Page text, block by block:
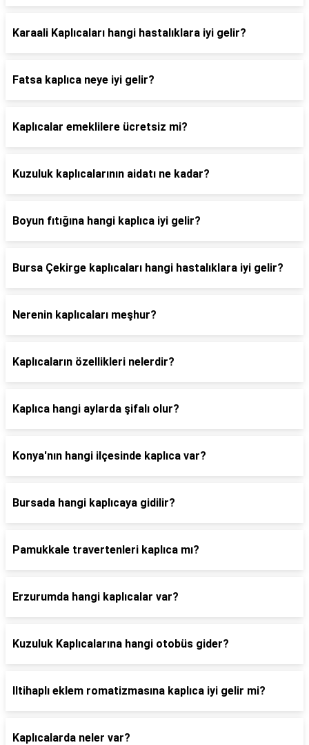
Karaali Kaplıcaları hangi hastalıklara iyi gelir?
Fatsa kaplıca neye iyi gelir?
Kaplıcalar emeklilere ücretsiz mi?
Kuzuluk kaplıcalarının aidatı ne kadar?
Boyun fıtığına hangi kaplıca iyi gelir?
Bursa Çekirge kaplıcaları hangi hastalıklara iyi gelir?
Nerenin kaplıcaları meşhur?
Kaplıcaların özellikleri nelerdir?
Kaplıca hangi aylarda şifalı olur?
Konya'nın hangi ilçesinde kaplıca var?
Bursada hangi kaplıcaya gidilir?
Pamukkale travertenleri kaplıca mı?
Erzurumda hangi kaplıcalar var?
Kuzuluk Kaplıcalarına hangi otobüs gider?
Iltihaplı eklem romatizmasına kaplıca iyi gelir mi?
Kaplıcalarda neler var?